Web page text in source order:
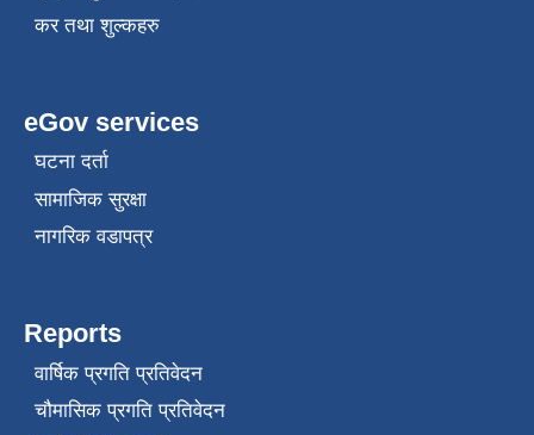
कर तथा शुल्कहरु
eGov services
घटना दर्ता
सामाजिक सुरक्षा
नागरिक वडापत्र
Reports
वार्षिक प्रगति प्रतिवेदन
चौमासिक प्रगति प्रतिवेदन